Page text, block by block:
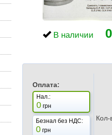
В наличии 0
Оплата:
Нал.:
0 грн
Безнал без НДС:
0 грн